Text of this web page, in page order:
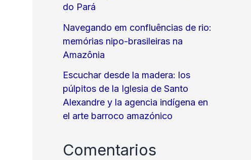
do Pará
Navegando em confluências de rio:
memórias nipo-brasileiras na
Amazônia
Escuchar desde la madera: los
púlpitos de la Iglesia de Santo
Alexandre y la agencia indígena en
el arte barroco amazónico
Comentarios